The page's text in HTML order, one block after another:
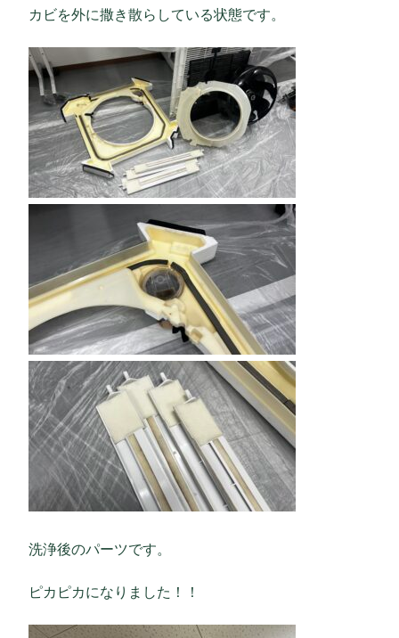
カビを外に撒き散らしている状態です。
洗浄後のパーツです。
ピカピカになりました！！